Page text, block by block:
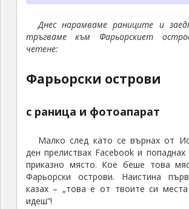
Днес нарамваме раниците и
тръгваме към Фарьорскиет
четене:
Фарьорски острови
с раница и фотоапарат
Малко след като се върнах от
ден прелиствах Facebook и
приказно място. Кое беше това
Фарьорски острови. Наистина
казах – „това е от твоите си
идеш“!